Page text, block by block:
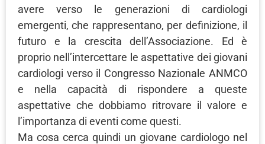
avere verso le generazioni di cardiologi
emergenti, che rappresentano, per definizione, il
futuro e la crescita dell’Associazione. Ed è
proprio nell’intercettare le aspettative dei giovani
cardiologi verso il Congresso Nazionale ANMCO
e nella capacità di rispondere a queste
aspettative che dobbiamo ritrovare il valore e
l’importanza di eventi come questi.
Ma cosa cerca quindi un giovane cardiologo nel